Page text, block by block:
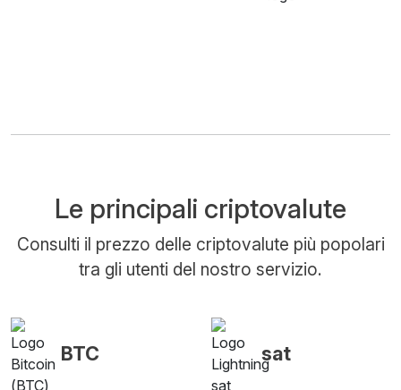
Le principali criptovalute
Consulti il prezzo delle criptovalute più popolari
tra gli utenti del nostro servizio.
BTC sat